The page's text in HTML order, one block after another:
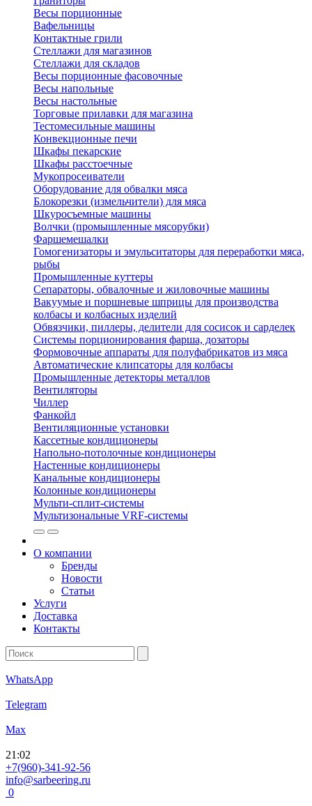
Весы порционные
Вафельницы
Контактные грили
Стеллажи для магазинов
Стеллажи для складов
Весы порционные фасовочные
Весы напольные
Весы настольные
Торговые прилавки для магазина
Тестомесильные машины
Конвекционные печи
Шкафы пекарские
Шкафы расстоечные
Мукопросеиватели
Оборудование для обвалки мяса
Блокорезки (измельчители) для мяса
Шкуросъемные машины
Волчки (промышленные мясорубки)
Фаршемешалки
Гомогенизаторы и эмульситаторы для переработки мяса,
рыбы
Промышленные куттеры
Сепараторы, обвалочные и жиловочные машины
Вакуумые и поршневые шприцы для производства
колбасы и колбасных изделий
Обвязчики, пиллеры, делители для сосисок и сарделек
Системы порционирования фарша, дозаторы
Формовочные аппараты для полуфабрикатов из мяса
Автоматические клипсаторы для колбасы
Промышленные детекторы металлов
Вентиляторы
Чиллер
Фанкойл
Вентиляционные установки
Кассетные кондиционеры
Напольно-потолочные кондиционеры
Настенные кондиционеры
Канальные кондиционеры
Колонные кондиционеры
Мульти-сплит-системы
Мультизональные VRF-системы
О компании
Бренды
Новости
Статьи
Услуги
Доставка
Контакты
WhatsApp
Telegram
Max
21 :02
+7(960)-341-92-56
info@sarbeering.ru
0